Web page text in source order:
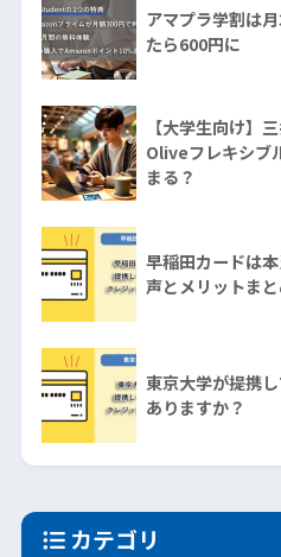
アマプラ学割は
たら600円に
【大学生向け】
Oliveフレキシブ
まる？
早稲田カードは
声とメリットま
東京大学が提携
ありますか？
カテゴリ